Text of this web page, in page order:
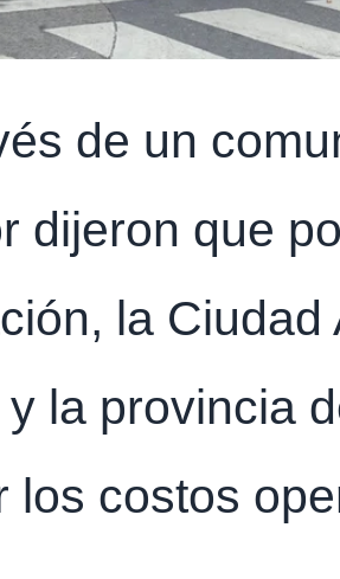
de un
dijeron que
la
la provincia
los costos